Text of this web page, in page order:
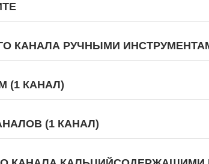
КАНАЛА РУЧНЫМИ
(1 КАНАЛ)
(1 КАНАЛ)